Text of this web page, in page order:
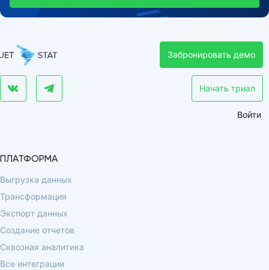
Забронировать демо
Начать триал
Войти
ПЛАТФОРМА
Выгрузка данных
Трансформация
Экспорт данных
Создание отчетов
Сквозная аналитика
Все интеграции